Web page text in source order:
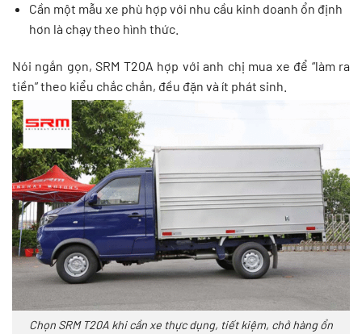
Cần một mẫu xe phù hợp với nhu cầu kinh doanh ổn định
hơn là chạy theo hình thức.
Nói ngắn gọn, SRM T20A hợp với anh chị mua xe để “làm ra
tiền” theo kiểu chắc chắn, đều đặn và ít phát sinh.
Chọn SRM T20A khi cần xe thực dụng, tiết kiệm, chở hàng ổn